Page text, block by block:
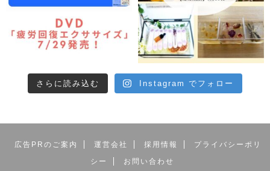
さらに読み込む Instagram でフォロー
広告PRのご案内 運営会社 採用情報
プライバシーポリ
シー
お問い合わせ